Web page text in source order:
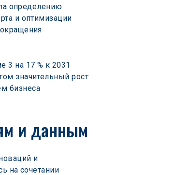
определению
и оптимизации
3 на 17 % к 2031
значительный рост
бизнеса
и данным
и
на сочетании